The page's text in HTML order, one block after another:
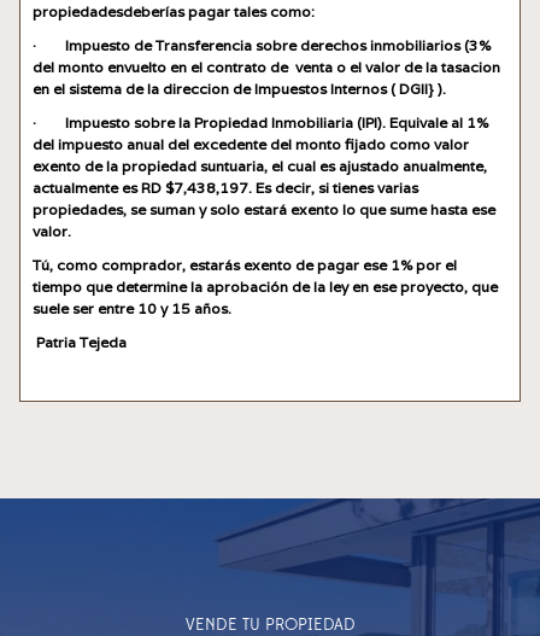
propiedadesdeberías pagar tales como:
· Impuesto de Transferencia sobre derechos inmobiliarios (3%
del monto envuelto en el contrato de venta o el valor de la tasacion
en el sistema de la direccion de Impuestos Internos ( DGII} ).
· Impuesto sobre la Propiedad Inmobiliaria (IPI). Equivale al 1%
del impuesto anual del excedente del monto fijado como valor
exento de la propiedad suntuaria, el cual es ajustado anualmente,
actualmente es RD $7,438,197. Es decir, si tienes varias
propiedades, se suman y solo estará exento lo que sume hasta ese
valor.
Tú, como comprador, estarás exento de pagar ese 1% por el
tiempo que determine la aprobación de la ley en ese proyecto, que
suele ser entre 10 y 15 años.
Patria Tejeda
VENDE TU PROPIEDAD